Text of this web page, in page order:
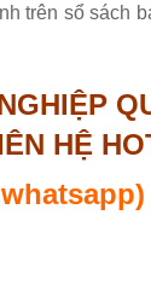
trên sổ
HỆ